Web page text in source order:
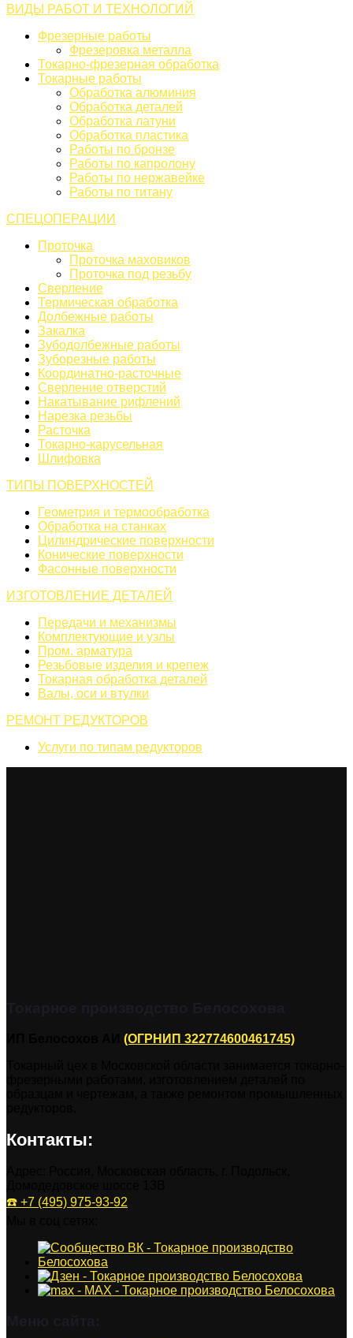
ВИДЫ РАБОТ И ТЕХНОЛОГИЙ
Фрезерные работы
Фрезеровка металла
Токарно-фрезерная обработка
Токарные работы
Обработка алюминия
Обработка деталей
Обработка латуни
Обработка пластика
Работы по бронзе
Работы по капролону
Работы по нержавейке
Работы по титану
СПЕЦОПЕРАЦИИ
Проточка
Проточка маховиков
Проточка под резьбу
Сверление
Термическая обработка
Долбежные работы
Закалка
Зубодолбежные работы
Зуборезные работы
Координатно-расточные
Сверление отверстий
Накатывание рифлений
Нарезка резьбы
Расточка
Токарно-карусельная
Шлифовка
ТИПЫ ПОВЕРХНОСТЕЙ
Геометрия и термообработка
Обработка на станках
Цилиндрические поверхности
Конические поверхности
Фасонные поверхности
ИЗГОТОВЛЕНИЕ ДЕТАЛЕЙ
Передачи и механизмы
Комплектующие и узлы
Пром. арматура
Резьбовые изделия и крепеж
Токарная обработка деталей
Валы, оси и втулки
РЕМОНТ РЕДУКТОРОВ
Услуги по типам редукторов
(ОГРНИП 322774600461745)
Контакты:
☎️ +7 (495) 975-93-92